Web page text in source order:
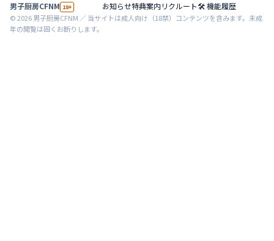
男子厨房CFNM 18+ お知らせ特典案内リクルート🛠 機能履歴
©2026男子厨房CFNM ／ 当サイトは成人向け（18禁）コンテンツを含みます。未成
年の閲覧は固くお断りします。